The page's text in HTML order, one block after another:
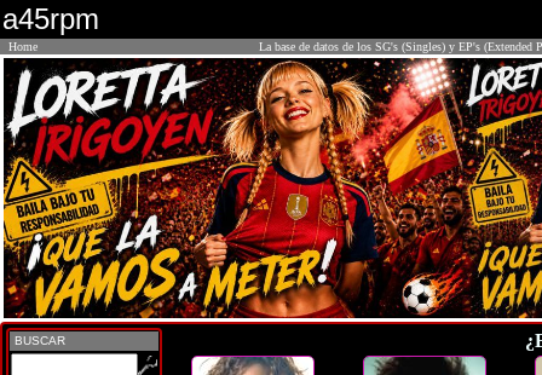
a45rpm
Home La base de datos de los SG's (Singles) y EP's (Extended
BUSCAR